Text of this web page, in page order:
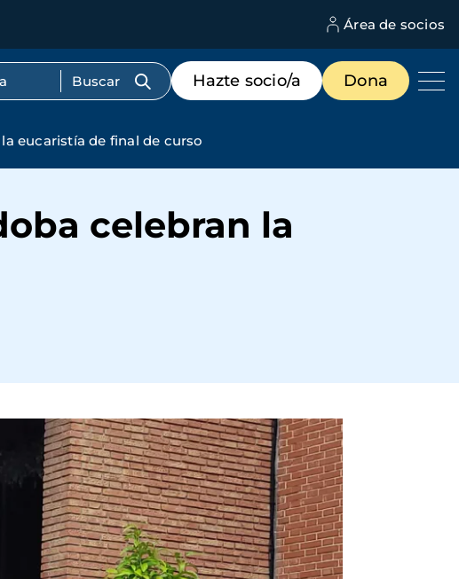
Área de socios
Menú
de
destacados
Hazte socio/a Dona
eucaristía de final de curso
celebran la